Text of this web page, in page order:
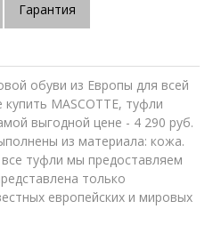
Гарантия
обуви из Европы для всей
MASCOTTE, туфли
выгодной цене - 4 290 руб.
из материала: кожа.
туфли мы предоставляем
только
европейских и мировых